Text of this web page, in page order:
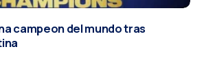
campeon del mundo tras